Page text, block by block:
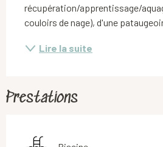
récupération/apprentissage/
couloirs de nage), d'une
Lire la suite
Prestations